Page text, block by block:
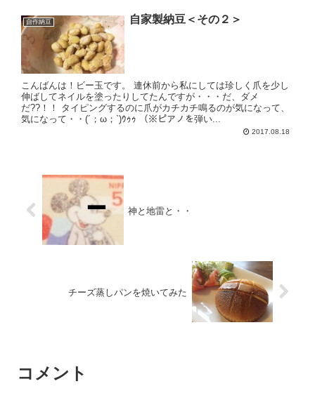
自作納豆 自家製納豆＜その２＞
こんばんは！ビー玉です。 連休前から私にしては珍しく爪を少し
伸ばしてネイルを塗ったりしてたんですが・・・だ、ダメ
だ??！！ タイピングするのに爪がカチカチ鳴るのが気になって、
気になって・・(´；ω；`)ｳｩｩ （※ピアノを弾い...
2017.08.18
神と地雷と・・
チーズ蒸しパンを焼いてみた
コメント